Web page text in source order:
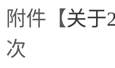
附件【关于
次